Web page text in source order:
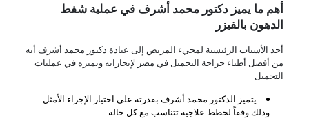
أهم ما يميز دكتور محمد أشرف في عملية شفط
الدهون بالفيزر
أحد الأسباب الرئيسية لمجيء المريض إلى عيادة دكتور محمد أشرف أنه
من أفضل أطباء جراحة التجميل في مصر لإنجازاته وتميزه في عمليات
التجميل
يتميز الدكتور محمد أشرف بقدرته على اختيار الإجراء الأمثل
وذلك وفقاً لخطط علاجية تتناسب مع كل حالة.